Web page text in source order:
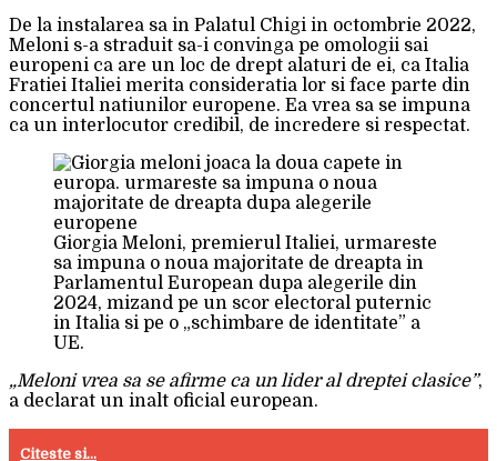
De la instalarea sa in Palatul Chigi in octombrie 2022,
Meloni s-a straduit sa-i convinga pe omologii sai
europeni ca are un loc de drept alaturi de ei, ca Italia
Fratiei Italiei merita consideratia lor si face parte din
concertul natiunilor europene. Ea vrea sa se impuna
ca un interlocutor credibil, de incredere si respectat.
Giorgia Meloni, premierul Italiei, urmareste
sa impuna o noua majoritate de dreapta in
Parlamentul European dupa alegerile din
2024, mizand pe un scor electoral puternic
in Italia si pe o „schimbare de identitate” a
UE.
„Meloni vrea sa se afirme ca un lider al dreptei clasice”,
a declarat un inalt oficial european.
Citeste si...